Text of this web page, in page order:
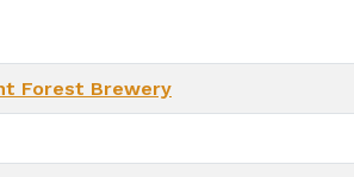
Forest Brewery